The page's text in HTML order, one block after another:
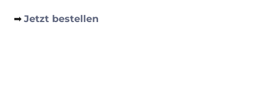
➡︎ Jetzt bestellen